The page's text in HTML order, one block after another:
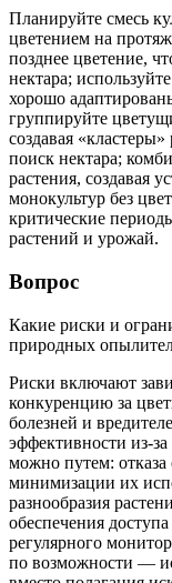
Планируйте смесь
цветением на
позднее цветение,
нектара;
хорошо
группируйте
создавая
поиск нектара;
растения, создавая
монокультур без
критические
растений и урожай.
Вопрос
Какие риски и
природных
Риски включают
конкуренцию за
болезней и
эффективности из-
можно путем: отказа
минимизации их
разнообразия
обеспечения
регулярного
по возможности —